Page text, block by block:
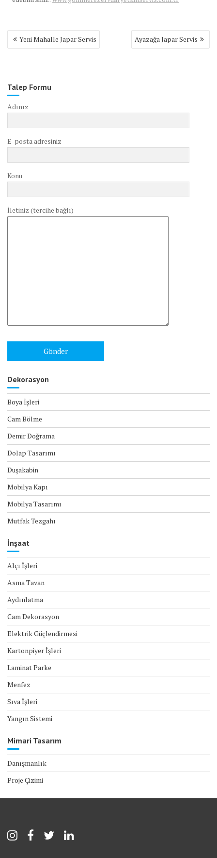
Yazı
gezinmesi
Yeni Mahalle Japar Servis Ayazağa Japar Servis
Talep Formu
Adınız
E-posta adresiniz
Konu
İletiniz (tercihe bağlı)
Dekorasyon
Boya İşleri
Cam Bölme
Demir Doğrama
Dolap Tasarımı
Duşakabin
Mobilya Kapı
Mobilya Tasarımı
Mutfak Tezgahı
İnşaat
Alçı İşleri
Asma Tavan
Aydınlatma
Cam Dekorasyon
Elektrik Güçlendirmesi
Kartonpiyer İşleri
Laminat Parke
Menfez
Sıva İşleri
Yangın Sistemi
Mimari Tasarım
Danışmanlık
Proje Çizimi